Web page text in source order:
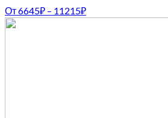
От6645₽ – 11215₽